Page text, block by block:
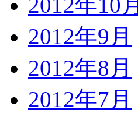
2012年9月
2012年8月
2012年7月